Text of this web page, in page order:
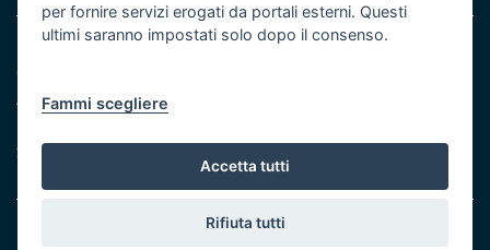
Note legali
Cookie e privacy
Atti di notifica
Servizi Intranet
© Regione Puglia
per fornire servizi erogati da portali esterni. Questi
ultimi saranno impostati solo dopo il consenso.
Fammi scegliere
Accetta tutti
Rifiuta tutti